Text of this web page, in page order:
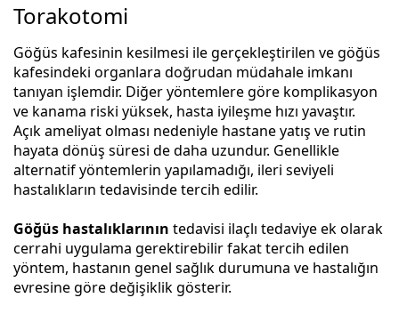
Torakotomi
Göğüs kafesinin kesilmesi ile gerçekleştirilen ve göğüs
kafesindeki organlara doğrudan müdahale imkanı
tanıyan işlemdir. Diğer yöntemlere göre komplikasyon
ve kanama riski yüksek, hasta iyileşme hızı yavaştır.
Açık ameliyat olması nedeniyle hastane yatış ve rutin
hayata dönüş süresi de daha uzundur. Genellikle
alternatif yöntemlerin yapılamadığı, ileri seviyeli
hastalıkların tedavisinde tercih edilir.
Göğüs hastalıklarının tedavisi ilaçlı tedaviye ek olarak
cerrahi uygulama gerektirebilir fakat tercih edilen
yöntem, hastanın genel sağlık durumuna ve hastalığın
evresine göre değişiklik gösterir.